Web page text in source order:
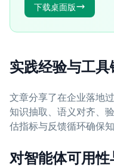
下载桌面版
实践经验与工
文章分享了在企业落地
知识抽取、语义对齐、
估指标与反馈循环确保知
对智能体可用